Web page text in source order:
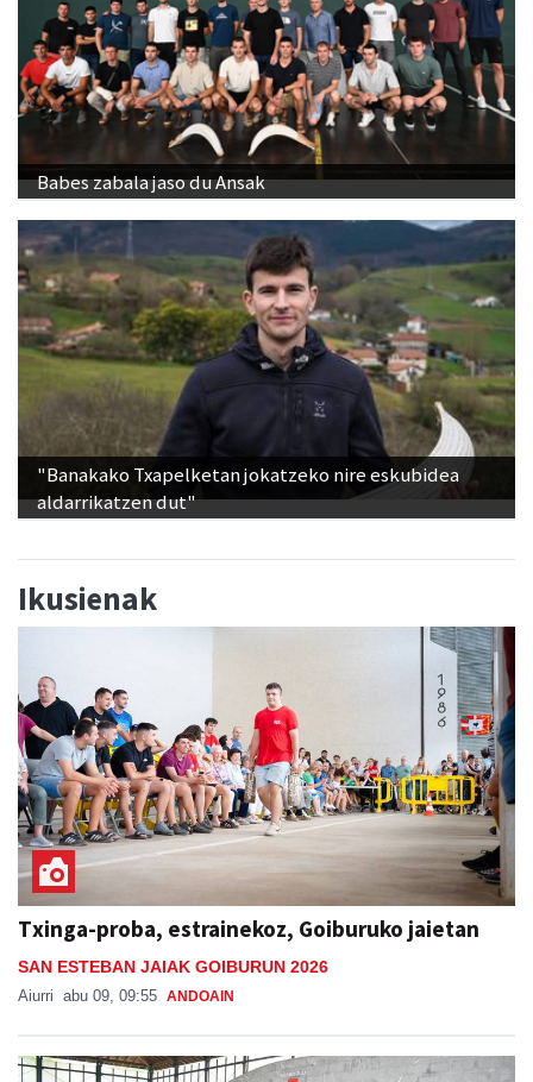
Babes zabala jaso du Ansak
"Banakako Txapelketan jokatzeko nire eskubidea
aldarrikatzen dut"
Ikusienak
Txinga-proba, estrainekoz, Goiburuko jaietan
SAN ESTEBAN JAIAK GOIBURUN 2026
Aiurri abu 09, 09:55 ANDOAIN